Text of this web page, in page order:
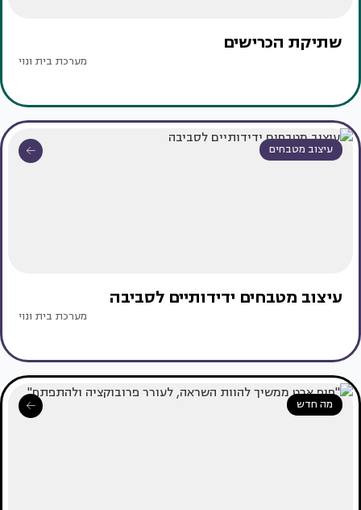
שתיקת הכרישים
מערכת בית ונוי
עיצוב מטבחים
עיצוב מטבחים ידידותיים לסביבה
מערכת בית ונוי
מה חדש